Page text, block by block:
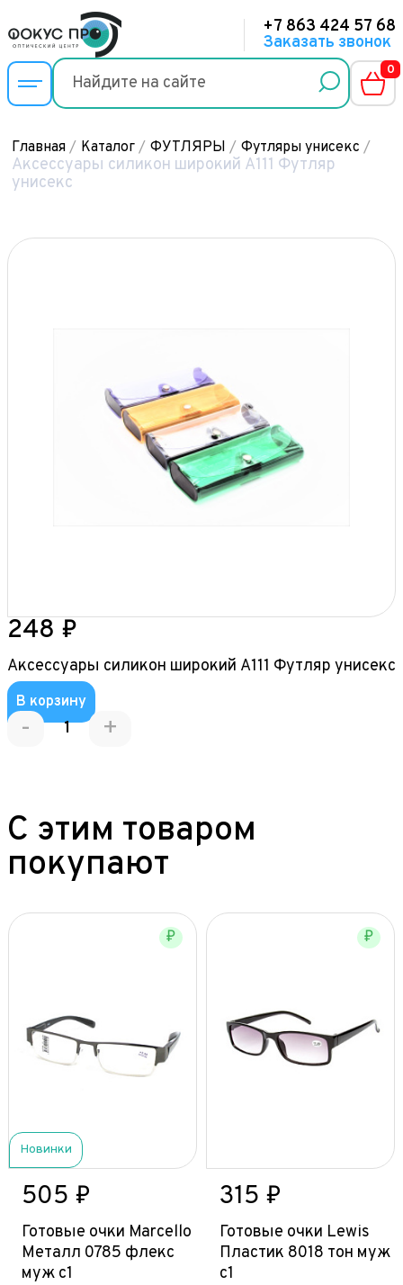
+7 863 424 57 68
Заказать звонок
0
Главная / Каталог / ФУТЛЯРЫ / Футляры унисекс /
Аксессуары силикон широкий А111 Футляр
унисекс
248 ₽
Аксессуары силикон широкий А111 Футляр унисекс
В корзину
- +
С этим товаром
покупают
Новинки
₽
505 ₽
Готовые очки Marcello
Металл 0785 флекс
муж с1
₽
315 ₽
Готовые очки Lewis
Пластик 8018 тон муж
с1